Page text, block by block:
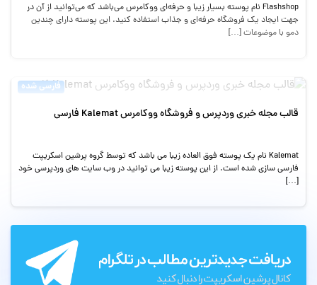
Flashshop نام پوسته بسیار زیبا و حرفه‌ای ووکامرس می‌باشد که می‌توانید از آن در
جهت ایجاد یک فروشگاه حرفه‌ای و جذاب استفاده کنید. این پوسته دارای چندین
دمو با موضوعات […]
فارسی شده
قالب مجله خبری وردپرس و فروشگاه ووکامرس Kalemat فارسی
Kalemat نام یک پوسته فوق العاده زیبا می باشد که توسط گروه پرشین اسکریپت
فارسی سازی شده است. از این پوسته زیبا می توانید در وب سایت های وردپرسی خود
[…]